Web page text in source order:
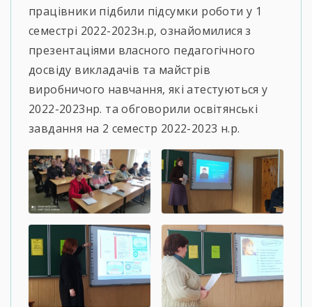
працівники підбили підсумки роботи у 1
семестрі 2022-2023н.р, ознайомилися з
презентаціями власного педагогічного
досвіду викладачів та майстрів
виробничого навчання, які атестуються у
2022-2023нр. та обговорили освітянські
завдання на 2 семестр 2022-2023 н.р.